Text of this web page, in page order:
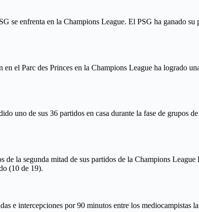
se enfrenta en la Champions League. El PSG ha ganado
en el Parc des Princes en la Champions League ha logrado
uno de sus 36 partidos en casa durante la fase de
la segunda mitad de sus partidos de la Champions
(10 de 19).
e intercepciones por 90 minutos entre los mediocampistas